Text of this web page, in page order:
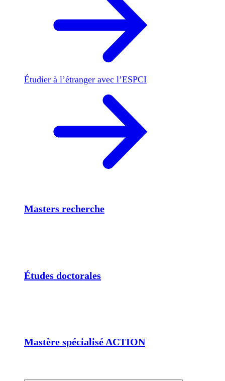
Étudier à l’étranger avec l’ESPCI
Masters recherche
Études doctorales
Mastère spécialisé ACTION